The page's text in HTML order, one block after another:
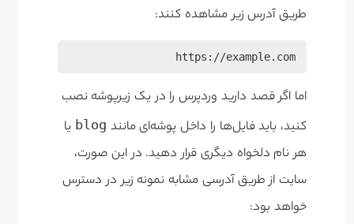
طریق آدرس زیر مشاهده کنند:
https://example.com
اما اگر قصد دارید وردپرس را در یک زیرپوشه نصب
کنید، باید فایل‌ها را داخل پوشه‌ای مانند blog یا
هر نام دلخواه دیگری قرار دهید. در این صورت،
سایت از طریق آدرسی مشابه نمونه زیر در دسترس
خواهد بود: